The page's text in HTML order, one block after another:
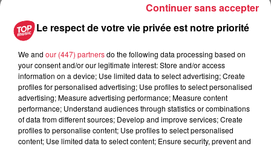
Le respect de votre vie privée est notre priorité
We and our (447) partnersdo the following data processing based on
your consent and/or our legitimate interest: Store and/or access
information on a device; Use limited data to select advertising; Create
profiles for personalised advertising; Use profiles to select personalised
advertising; Measure advertising performance; Measure content
performance; Understand audiences through statistics or combinations
of data from different sources; Develop and improve services; Create
profiles to personalise content; Use profiles to select personalised
content; Use limited data to select content; Ensure security, prevent and
Continuer sans accepter